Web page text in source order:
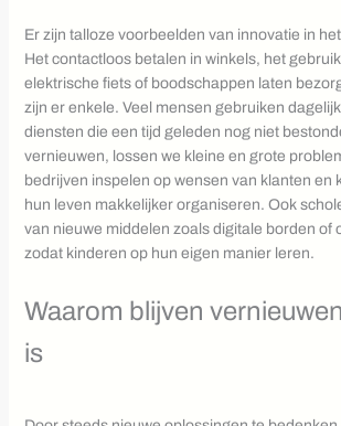
Er zijn talloze voorbeelden van innovatie in
Het contactloos betalen in winkels, het
elektrische fiets of boodschappen laten
zijn er enkele. Veel mensen gebruiken
diensten die een tijd geleden nog niet
vernieuwen, lossen we kleine en grote
bedrijven inspelen op wensen van klanten en
hun leven makkelijker organiseren. Ook
van nieuwe middelen zoals digitale borden of
zodat kinderen op hun eigen manier leren.
Waarom blijven
is